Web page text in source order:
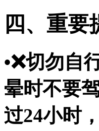
四、重要
•❌切勿自
晕时不要
过24小时